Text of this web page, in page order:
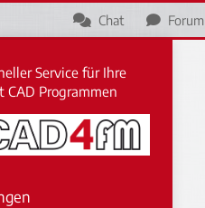
Chat Forum
Service für Ihre
CAD Programmen